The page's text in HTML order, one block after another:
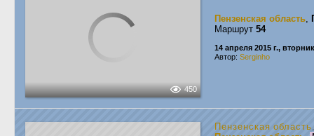
450
Пензенская область,
Маршрут 54
14 апреля 2015 г., вторник
Автор: Serginho
Пензенская область